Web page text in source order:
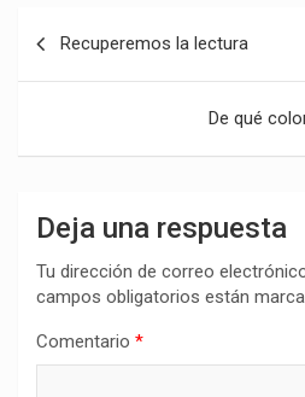
Recuperemos la lectura
De qué
Deja una respuesta
Tu dirección de correo
campos obligatorios están
Comentario *